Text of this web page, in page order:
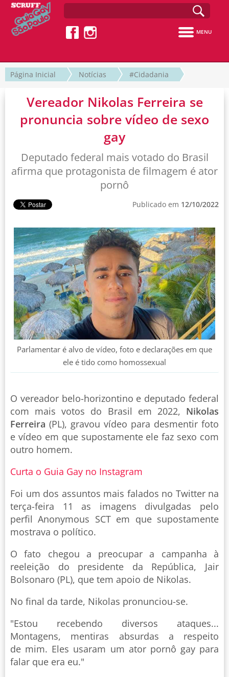
MENU
Página Inicial Notícias #Cidadania
Vereador Nikolas Ferreira se
pronuncia sobre vídeo de sexo
gay
Deputado federal mais votado do Brasil
afirma que protagonista de filmagem é ator
pornô
Publicado em 12/10/2022
Parlamentar é alvo de vídeo, foto e declarações em que
ele é tido como homossexual
O vereador belo-horizontino e deputado federal
com mais votos do Brasil em 2022, Nikolas
Ferreira (PL), gravou vídeo para desmentir foto
e vídeo em que supostamente ele faz sexo com
outro homem.
Curta o Guia Gay no Instagram
Foi um dos assuntos mais falados no Twitter na
terça-feira 11 as imagens divulgadas pelo
perfil Anonymous SCT em que supostamente
mostrava o político.
O fato chegou a preocupar a campanha à
reeleição do presidente da República, Jair
Bolsonaro (PL), que tem apoio de Nikolas.
No final da tarde, Nikolas pronunciou-se.
"Estou recebendo diversos ataques...
Montagens, mentiras absurdas a respeito
de mim. Eles usaram um ator pornô gay para
falar que era eu."